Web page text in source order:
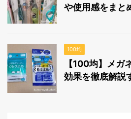
や使用感をまと
100均
【100均】メガ
効果を徹底解説